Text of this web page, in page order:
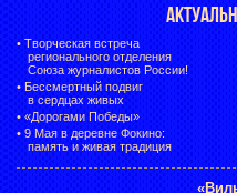
• Творческая встреча
регионального отделения
Союза журналистов России!
• Бессмертный подвиг
в сердцах живых
• «Дорогами Победы»
• 9 Мая в деревне Фокино:
память и живая традиция